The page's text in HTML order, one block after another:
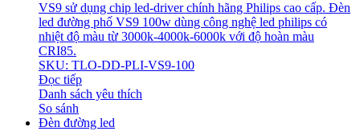
VS9 sử dụng chip led-driver chính hãng Philips cao cấp. Đèn
led đường phố VS9 100w dùng công nghệ led philips có
nhiệt độ màu từ 3000k-4000k-6000k với độ hoàn màu
CRI85.
SKU: TLO-DD-PLI-VS9-100
Đọc tiếp
Danh sách yêu thích
So sánh
Đèn đường led